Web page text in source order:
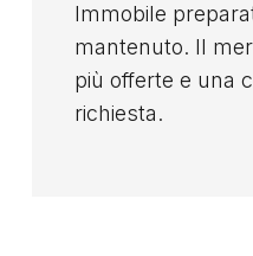
Immobile
mantenuto. Il
più offerte e una
richiesta.